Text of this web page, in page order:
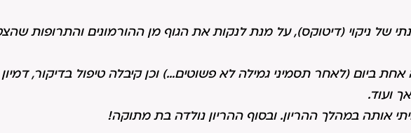
של ניקוי (דיטוקס), על מנת לנקות את הגוף מן ההורמונים והתרופות
ביום (לאחר תסמיני גמילה לא פשוטים…) וכן קיבלה טיפול בדיקור,
ועוד.
אותה במהלך ההריון. ובסוף ההריון נולדה בת מתוקה!